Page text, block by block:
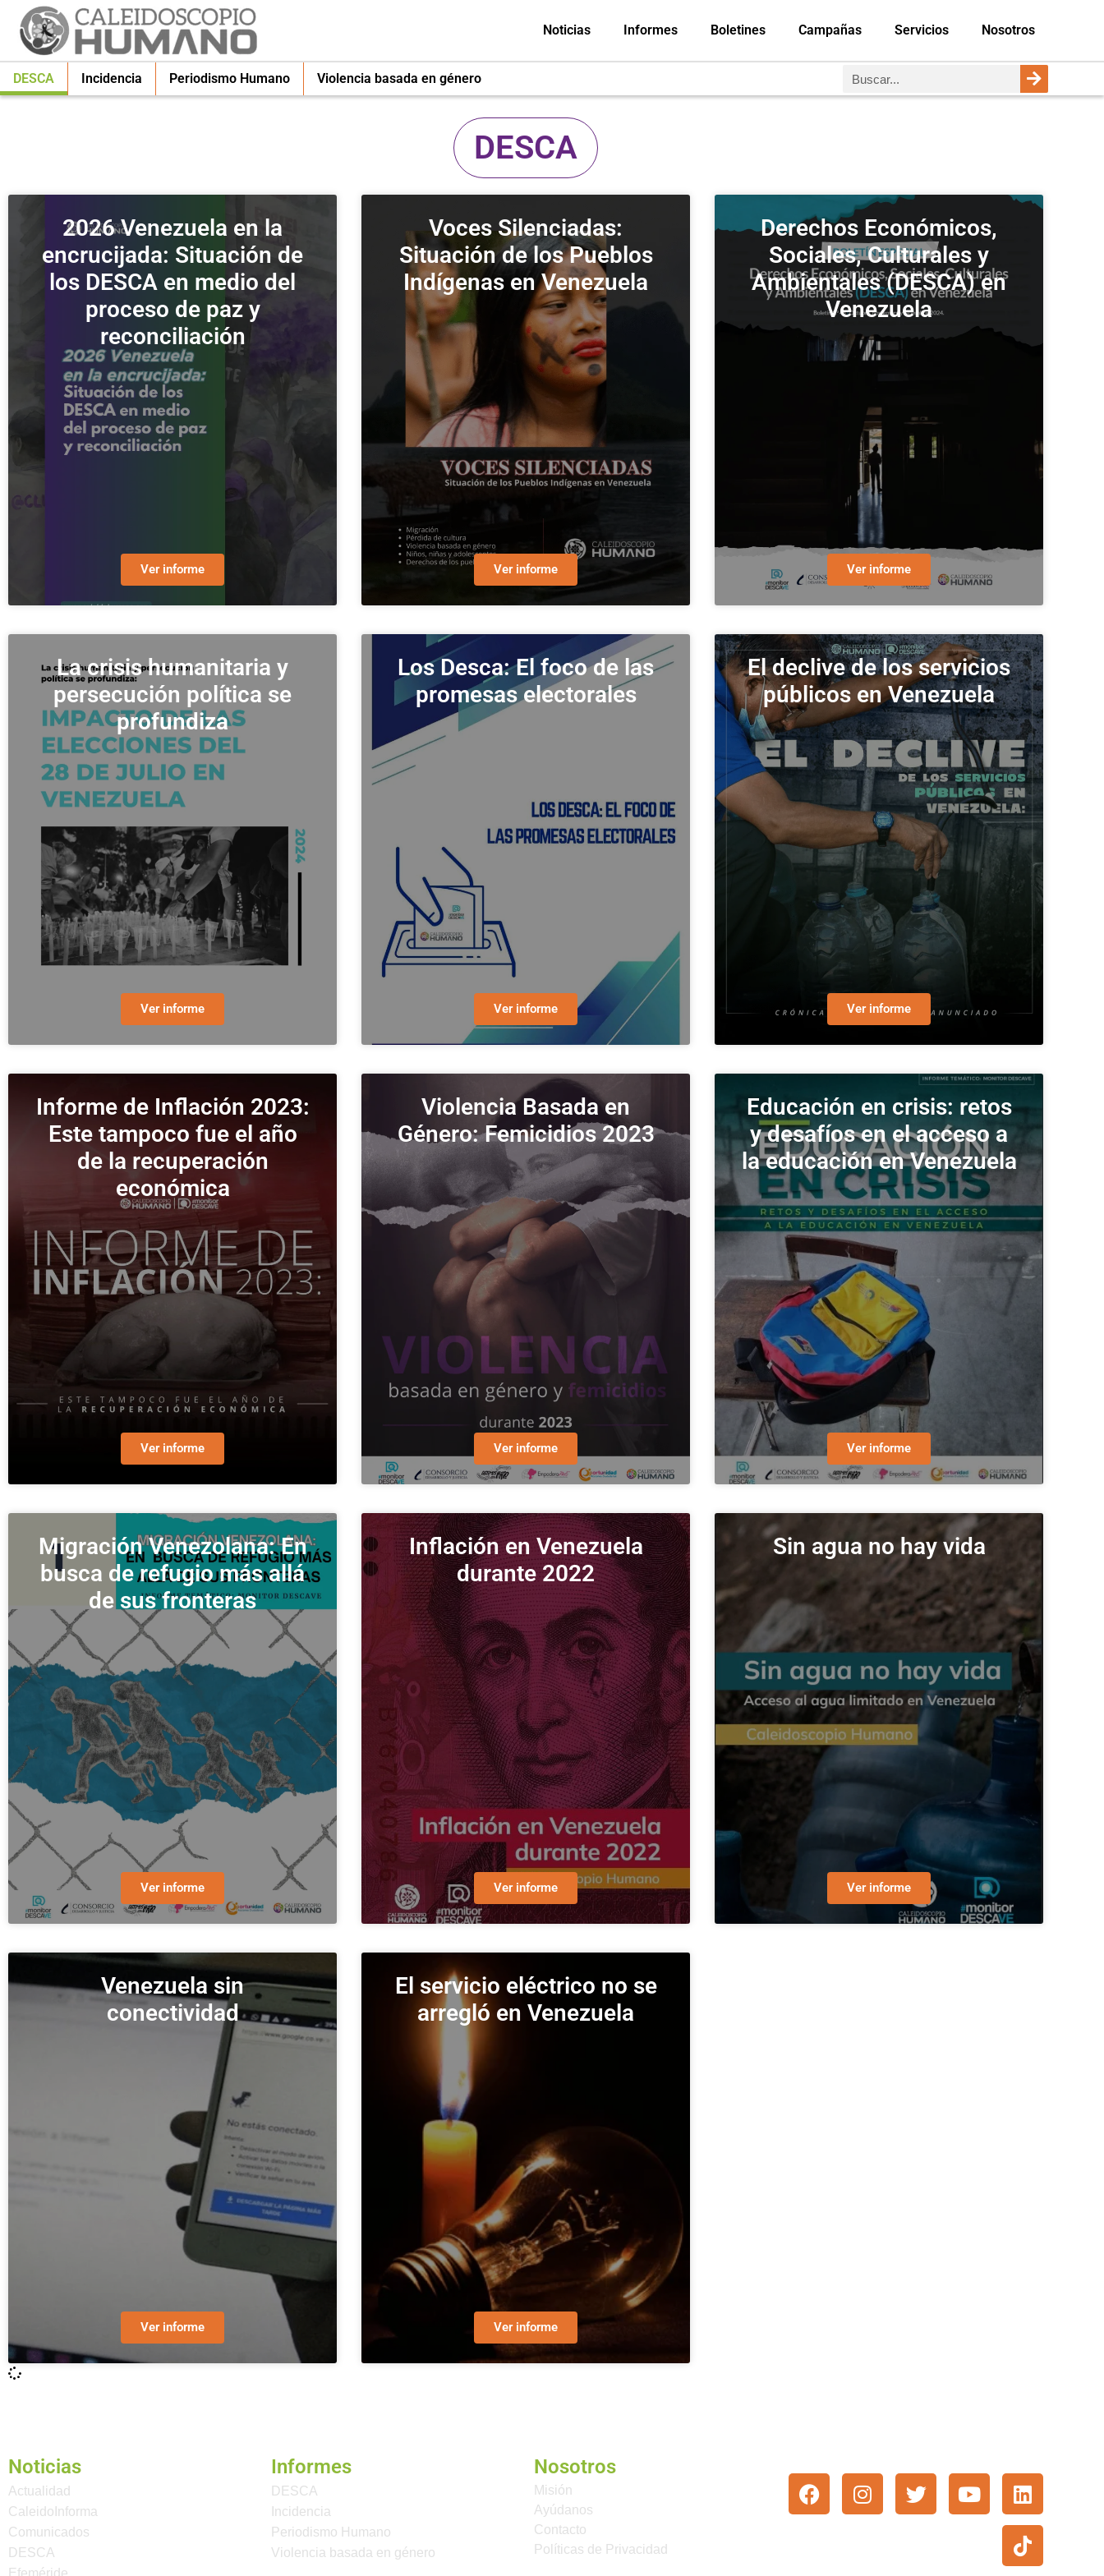
Noticias Informes Boletines Campañas Servicios Nosotros
DESCA Incidencia Periodismo Humano Violencia basada en género
DESCA
2026 Venezuela en la
encrucijada: Situación de
los DESCA en medio del
proceso de paz y
reconciliación
Ver informe
Voces Silenciadas:
Situación de los Pueblos
Indígenas en Venezuela
Ver informe
Derechos Económicos,
Sociales, Culturales y
Ambientales (DESCA) en
Venezuela
Ver informe
La crisis humanitaria y
persecución política se
profundiza
Ver informe
Los Desca: El foco de las
promesas electorales
Ver informe
El declive de los servicios
públicos en Venezuela
Ver informe
Informe de Inflación 2023:
Este tampoco fue el año
de la recuperación
económica
Ver informe
Violencia Basada en
Género: Femicidios 2023
Ver informe
Educación en crisis: retos
y desafíos en el acceso a
la educación en Venezuela
Ver informe
Migración Venezolana: En
busca de refugio más allá
de sus fronteras
Ver informe
Inflación en Venezuela
durante 2022
Ver informe
Sin agua no hay vida
Ver informe
Venezuela sin
conectividad
Ver informe
El servicio eléctrico no se
arregló en Venezuela
Ver informe
Noticias
Actualidad
CaleidoInforma
Comunicados
DESCA
Efeméride
Informes
DESCA
Incidencia
Periodismo Humano
Violencia basada en género
Nosotros
Misión
Ayúdanos
Contacto
Políticas de Privacidad